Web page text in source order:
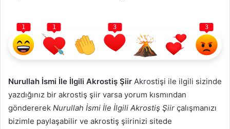
1 1 3 3
Nurullah İsmi İle İlgili Akrostiş Şiir Akrostişi ile ilgili sizinde
yazdığınız bir akrostiş şiir varsa yorum kısmından
göndererek Nurullah İsmi İle İlgili Akrostiş Şiir çalışmanızı
bizimle paylaşabilir ve akrostiş şiirinizi sitede